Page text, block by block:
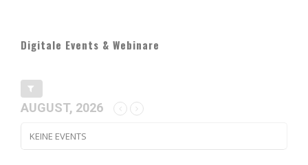
Digitale Events & Webinare
AUGUST, 2026
KEINE EVENTS